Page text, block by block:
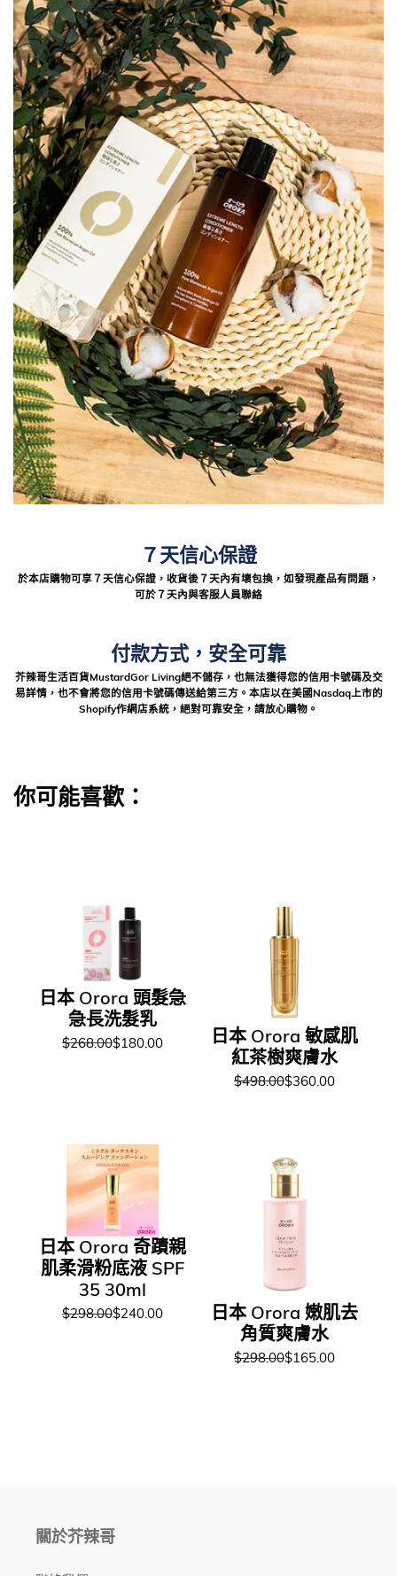
７天信心保證
於本店購物可享７天信心保證，收貨後７天內有壞包換，如發現產品有問題，
可於７天內與客服人員聯絡
付款方式，安全可靠
芥辣哥生活百貨MustardGor Living絕不儲存，也無法獲得您的信用卡號碼及交
易詳情，也不會將您的信用卡號碼傳送給第三方。本店以在美國Nasdaq上市的
Shopify作網店系統，絕對可靠安全，請放心購物。
你可能喜歡：
日本 Orora 頭髮急
急長洗髮乳
$268.00$180.00
日本 Orora 敏感肌
紅茶樹爽膚水
$498.00$360.00
日本 Orora 奇蹟親
肌柔滑粉底液 SPF
35 30ml
$298.00$240.00
日本 Orora 嫩肌去
角質爽膚水
$298.00$165.00
關於芥辣哥